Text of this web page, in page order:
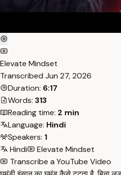
Elevate Mindset
Transcribed Jun 27, 2026
Duration: 6:17
Words: 313
Reading time: 2 min
Language: Hindi
Speakers: 1
Hindi
Elevate Mindset
Transcribe a YouTube Video